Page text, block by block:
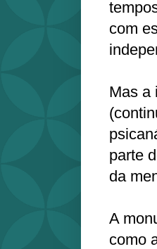
com
Mas a
parte
da
A
como